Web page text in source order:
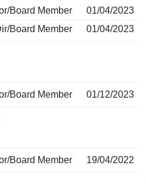
Board Member
01/04/2023
Board Member
01/04/2023
Board Member 01/12/2023
Board Member 19/04/2022